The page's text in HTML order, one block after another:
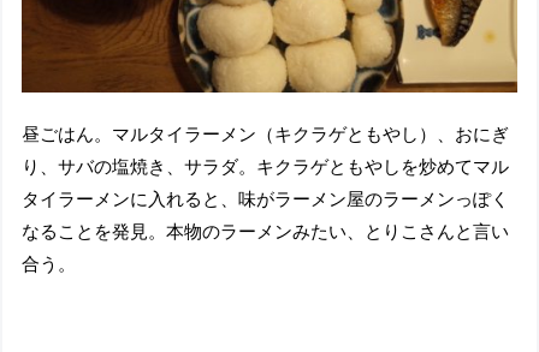
昼ごはん。マルタイラーメン（キクラゲともやし）、おにぎ
り、サバの塩焼き、サラダ。キクラゲともやしを炒めてマル
タイラーメンに入れると、味がラーメン屋のラーメンっぽく
なることを発見。本物のラーメンみたい、とりこさんと言い
合う。